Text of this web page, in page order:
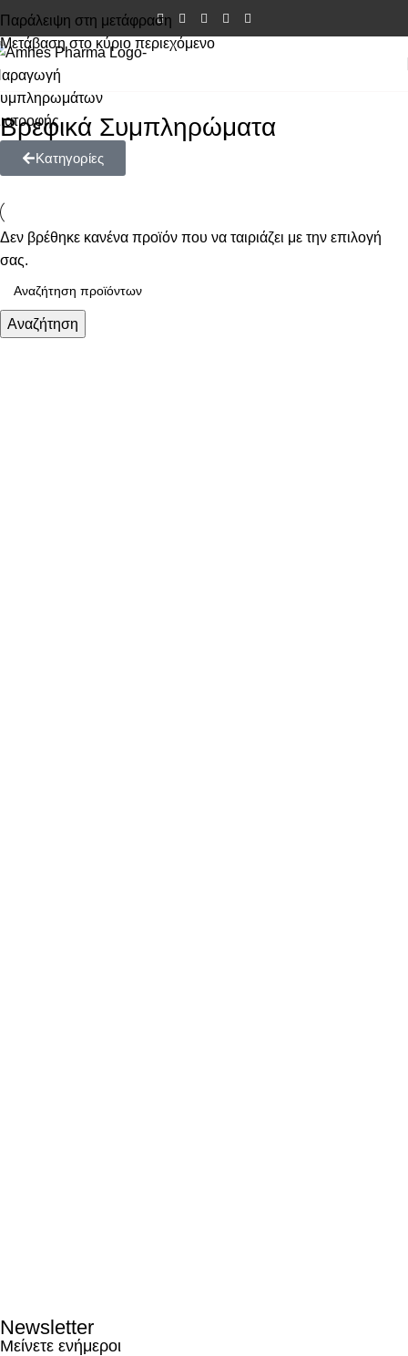
Παράλειψη στη μετάφραση
Μετάβαση στο κύριο περιεχόμενο
Βρεφικά Συμπληρώματα
Κατηγορίες
Δεν βρέθηκε κανένα προϊόν που να ταιριάζει με την επιλογή
σας.
Αναζήτηση
Newsletter
Μείνετε ενήμεροι